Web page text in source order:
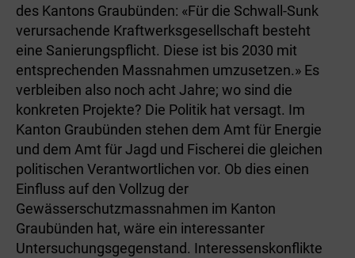
des Kantons Graubünden: «Für die Schwall-Sunk
verursachende Kraftwerksgesellschaft besteht
eine Sanierungspflicht. Diese ist bis 2030 mit
entsprechenden Massnahmen umzusetzen.» Es
verbleiben also noch acht Jahre; wo sind die
konkreten Projekte? Die Politik hat versagt. Im
Kanton Graubünden stehen dem Amt für Energie
und dem Amt für Jagd und Fischerei die gleichen
politischen Verantwortlichen vor. Ob dies einen
Einfluss auf den Vollzug der
Gewässerschutzmassnahmen im Kanton
Graubünden hat, wäre ein interessanter
Untersuchungsgegenstand. Interessenskonflikte